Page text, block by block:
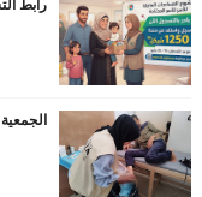
رابط